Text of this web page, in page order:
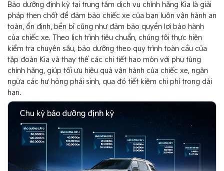
Bảo dưỡng định kỳ tại trung tâm dịch vụ chính hãng Kia là giải
pháp then chốt để đảm bảo chiếc xe của bạn luôn vận hành an
toàn, ổn định, bền bỉ cũng như đảm bảo quyền lợi bảo hành
của chiếc xe. Theo lịch trình tiêu chuẩn, chúng tôi thực hiện
kiểm tra chuyên sâu, bảo dưỡng theo quy trình toàn cầu của
tập đoàn Kia và thay thế các chi tiết hao mòn với phụ tùng
chính hãng, giúp tối ưu hiệu quả vận hành của chiếc xe, ngăn
ngừa các hư hỏng phái sinh, qua đó tiết kiệm chi phí trong dài
hạn.